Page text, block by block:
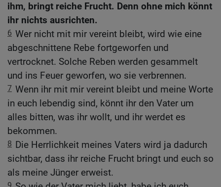
ihm, bringt reiche Frucht. Denn ohne mich könnt
ihr nichts ausrichten.
6 Wer nicht mit mir vereint bleibt, wird wie eine
abgeschnittene Rebe fortgeworfen und
vertrocknet. Solche Reben werden gesammelt
und ins Feuer geworfen, wo sie verbrennen.
7 Wenn ihr mit mir vereint bleibt und meine Worte
in euch lebendig sind, könnt ihr den Vater um
alles bitten, was ihr wollt, und ihr werdet es
bekommen.
8 Die Herrlichkeit meines Vaters wird ja dadurch
sichtbar, dass ihr reiche Frucht bringt und euch so
als meine Jünger erweist.